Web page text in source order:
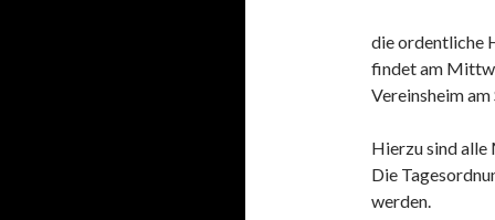
die ordentliche
findet am
Vereinsheim
Hierzu sind alle
Die
werden.